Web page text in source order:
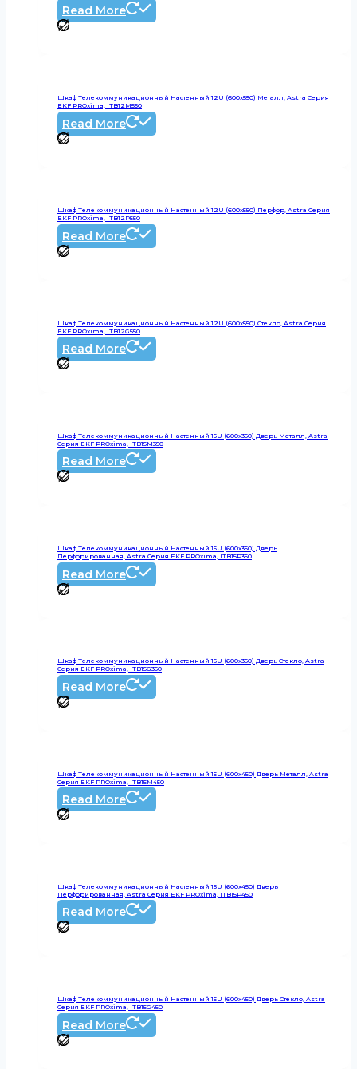
Read More
Шкаф Телекоммуникационный Настенный 12U (600х550) Металл, Astra Серия
EKF PROxima, ITB12M550
Read More
Шкаф Телекоммуникационный Настенный 12U (600х550) Перфор, Astra Серия
EKF PROxima, ITB12P550
Read More
Шкаф Телекоммуникационный Настенный 12U (600х550) Стекло, Astra Серия
EKF PROxima, ITB12G550
Read More
Шкаф Телекоммуникационный Настенный 15U (600х350) Дверь Металл, Astra
Серия EKF PROxima, ITB15M350
Read More
Шкаф Телекоммуникационный Настенный 15U (600х350) Дверь
Перфорированная, Astra Серия EKF PROxima, ITB15P350
Read More
Шкаф Телекоммуникационный Настенный 15U (600х350) Дверь Стекло, Astra
Серия EKF PROxima, ITB15G350
Read More
Шкаф Телекоммуникационный Настенный 15U (600х450) Дверь Металл, Astra
Серия EKF PROxima, ITB15M450
Read More
Шкаф Телекоммуникационный Настенный 15U (600х450) Дверь
Перфорированная, Astra Серия EKF PROxima, ITB15P450
Read More
Шкаф Телекоммуникационный Настенный 15U (600х450) Дверь Стекло, Astra
Серия EKF PROxima, ITB15G450
Read More